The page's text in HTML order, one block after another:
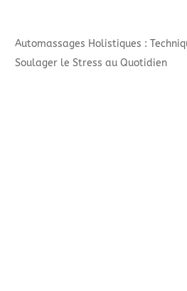
Automassages Holistiques :
Soulager le Stress au Quotidien